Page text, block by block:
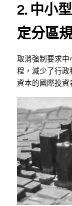
2. 中小
定分區
取消強制要求中
程，減少了行政
資本的國際投資